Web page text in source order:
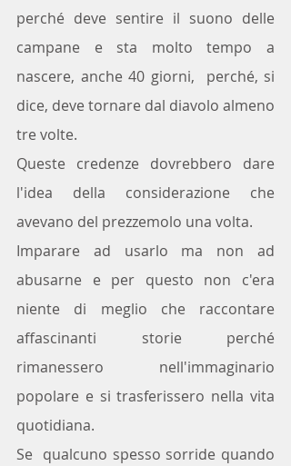
perché deve sentire il suono delle
campane e sta molto tempo a
nascere, anche 40 giorni,  perché, si
dice, deve tornare dal diavolo almeno
tre volte.
Queste credenze dovrebbero dare
l'idea della considerazione che
avevano del prezzemolo una volta.
Imparare ad usarlo ma non ad
abusarne e per questo non c'era
niente di meglio che raccontare
affascinanti storie perché
rimanessero nell'immaginario
popolare e si trasferissero nella vita
quotidiana.
Se  qualcuno spesso sorride quando